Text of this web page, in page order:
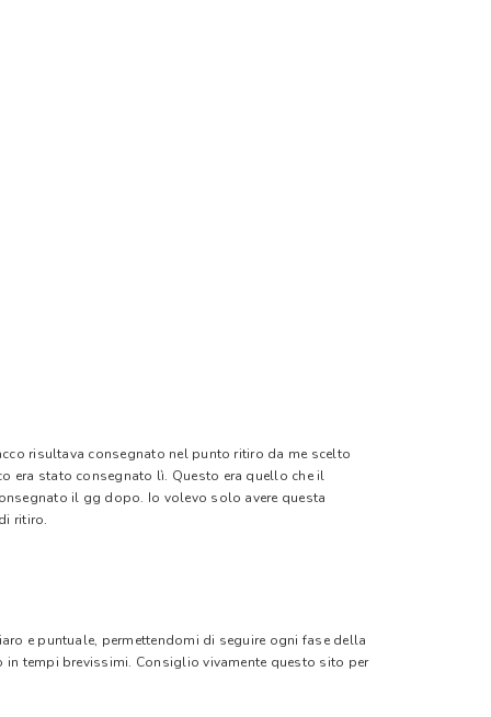
risultava consegnato nel punto ritiro da me scelto
era stato consegnato lì. Questo era quello che il
il gg dopo. Io volevo solo avere questa
ritiro.
e puntuale, permettendomi di seguire ogni fase della
tempi brevissimi. Consiglio vivamente questo sito per